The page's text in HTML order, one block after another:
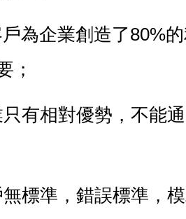
企業創造了80%的
；
相對優勢，不能通
準，錯誤標準，模